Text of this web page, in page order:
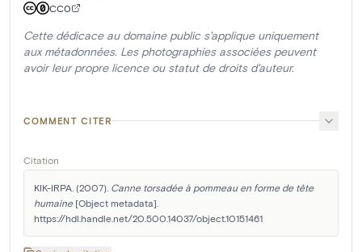
CC0
Cette dédicace au domaine public s'applique uniquement
aux métadonnées. Les photographies associées peuvent
avoir leur propre licence ou statut de droits d'auteur.
COMMENT CITER
Citation
KIK-IRPA. (2007). Canne torsadée à pommeau en forme de tête
humaine [Object metadata].
https://hdl.handle.net/20.500.14037/object.10151461